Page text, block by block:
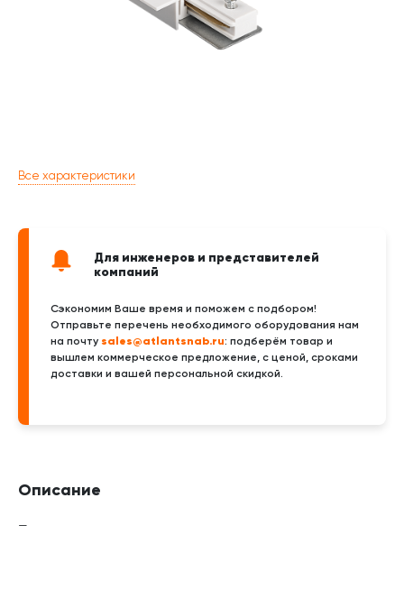
Все характеристики
Для инженеров и представителей
компаний
Сэкономим Ваше время и поможем с подбором!
Отправьте перечень необходимого оборудования нам
на почту sales@atlantsnab.ru: подберём товар и
вышлем коммерческое предложение, с ценой, сроками
доставки и вашей персональной скидкой.
Описание
—